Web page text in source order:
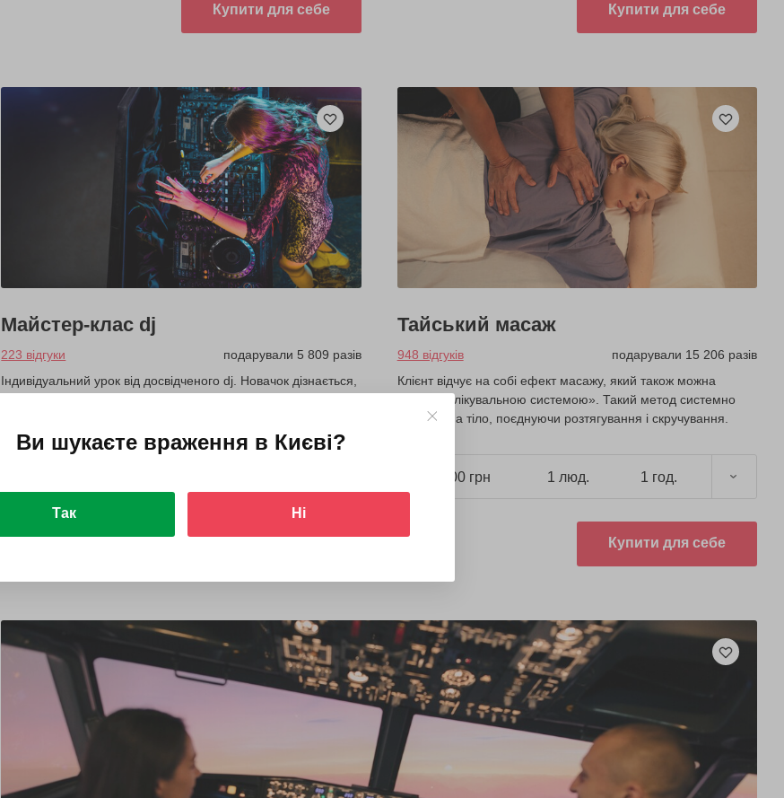
Купити для себе Купити для себе
Майстер-клас dj
223 відгуки
подарували 5 809 разів
Індивідуальний урок від досвідченого dj. Новачок дізнається,
Тайський масаж
948 відгуків
подарували 15 206 разів
Клієнт відчує на собі ефект масажу, який також можна
назвати «лікувальною системою». Такий метод системно
впливає на тіло, поєднуючи розтягування і скручування.
1800 грн 1 люд. 1 год.
Купити для себе
Ви шукаєте враження в Києві?
Так Ні